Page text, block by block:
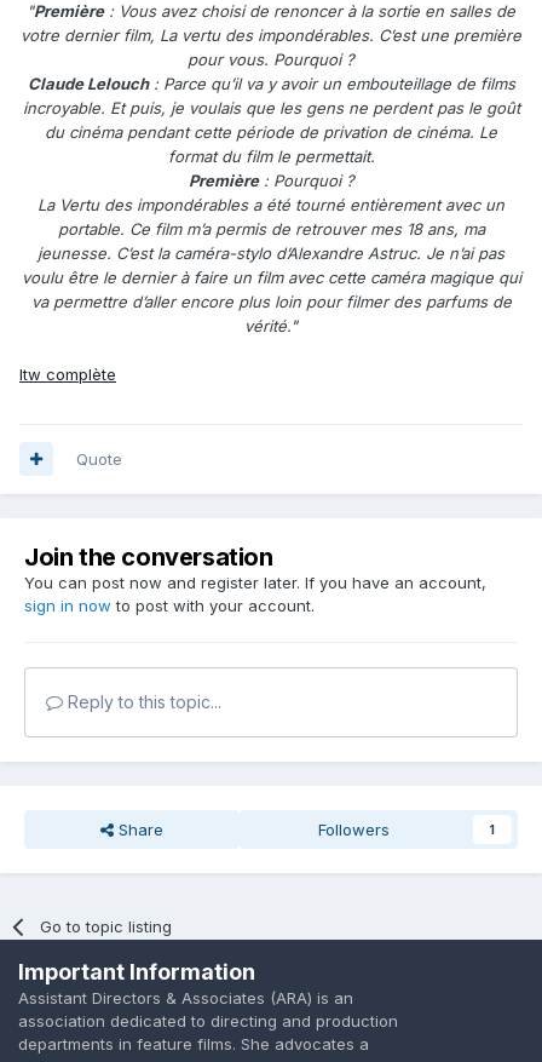
"Première: Vous avez choisi de renoncer à la sortie en salles de
votre dernier film, La vertu des impondérables. C’est une première
pour vous. Pourquoi ?
Claude Lelouch: Parce qu’il va y avoir un embouteillage de films
incroyable. Et puis, je voulais que les gens ne perdent pas le goût
du cinéma pendant cette période de privation de cinéma. Le
format du film le permettait.
Première: Pourquoi ?
La Vertu des impondérables a été tourné entièrement avec un
portable. Ce film m’a permis de retrouver mes 18 ans, ma
jeunesse. C’est la caméra-stylo d’Alexandre Astruc. Je n’ai pas
voulu être le dernier à faire un film avec cette caméra magique qui
va permettre d’aller encore plus loin pour filmer des parfums de
vérité."
Itw complète
Quote
Join the conversation
You can post now and register later. If you have an account,
sign in now to post with your account.
Reply to this topic...
Share Followers 1
Go to topic listing
Important Information
Assistant Directors & Associates (ARA) is an
association dedicated to directing and production
departments in feature films. She advocates a